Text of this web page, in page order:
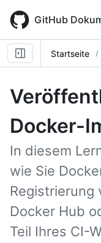
main
content
GitHub
Startseite
Docker-
In diesem
wie Sie
Registrierung
Docker Hub
Teil Ihres CI-